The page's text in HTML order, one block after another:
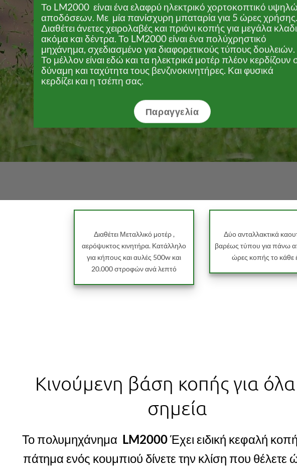
Το LM2000 είναι ένα ελαφρύ ηλεκτρικό χορτοκοπτικό
αποδόσεων. Με μία πανίσχυρη μπαταρία για 5 ώρες χρήσης.
Διαθέτει άνετες χειρολαβές και πριόνι κοπής για μεγάλα
ακόμα και δέντρα. Το LM2000 είναι ένα πολύχρηστικό
μηχάνημα, σχεδιασμένο για διαφορετικούς τύπους δουλειών.
Το μέλλον είναι εδώ και τα ηλεκτρικά μοτέρ πλέον κερδίζουν
δύναμη και ταχύτητα τους βενζινοκινητήρες. Και φυσικά
κερδίζει και η τσέπη σας.
Παραγγελία
Διαθέτει Μεταλλικό μοτέρ ,
αερόψυκτος κινητήρα. Κατάλληλο
για κήπους και αυλές 500w και
20.000 στροφών ανά λεπτό
Δύο ανταλλακτικά
βαρέως τύπου για πάνω
ώρες κοπής το κάθε
Κινούμενη βάση κοπής για
σημεία
Το πολυμηχάνημα LM2000Έχει ειδική κεφαλή
πάτημα ενός κουμπιού δίνετε την κλίση που θέλετε